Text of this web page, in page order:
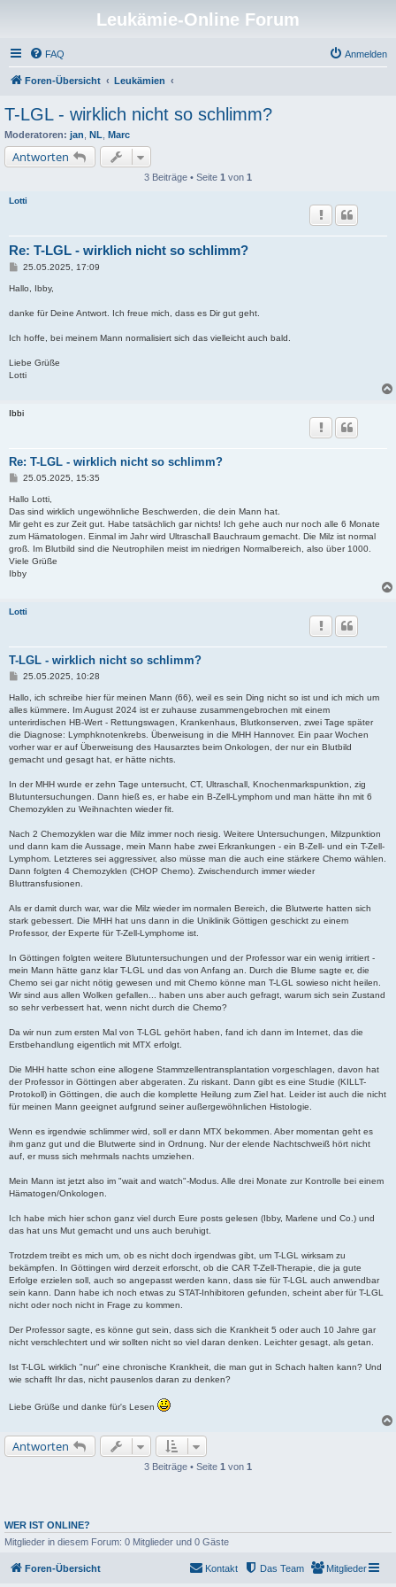
Leukämie-Online Forum
FAQ Anmelden
Foren-Übersicht Leukämien
T-LGL - wirklich nicht so schlimm?
Moderatoren: jan NL Marc
Antworten
3 Beiträge • Seite 1 von 1
Lotti
Re: T-LGL - wirklich nicht so schlimm?
B
i
a
25.05.2025, 17:09
Hallo, Ibby,
danke für Deine Antwort. Ich freue mich, dass es Dir gut geht.
Ich hoffe, bei meinem Mann normalisiert sich das vielleicht auch bald.
Liebe Grüße
Lotti
Ibbi
Re: T-LGL - wirklich nicht so schlimm?
B
i
t
a
g
25.05.2025, 15:35
Hallo Lotti,
Das sind wirklich ungewöhnliche Beschwerden, die dein Mann hat.
Mir geht es zur Zeit gut. Habe tatsächlich gar nichts! Ich gehe auch nur noch alle 6 Monate
zum Hämatologen. Einmal im Jahr wird Ultraschall Bauchraum gemacht. Die Milz ist normal
groß. Im Blutbild sind die Neutrophilen meist im niedrigen Normalbereich, also über 1000.
Viele Grüße
Ibby
Lotti
T-LGL - wirklich nicht so schlimm?
B
i
t
a
g
25.05.2025, 10:28
Hallo, ich schreibe hier für meinen Mann (66), weil es sein Ding nicht so ist und ich mich um
alles kümmere. Im August 2024 ist er zuhause zusammengebrochen mit einem
unterirdischen HB-Wert - Rettungswagen, Krankenhaus, Blutkonserven, zwei Tage später
die Diagnose: Lymphknotenkrebs. Überweisung in die MHH Hannover. Ein paar Wochen
vorher war er auf Überweisung des Hausarztes beim Onkologen, der nur ein Blutbild
gemacht und gesagt hat, er hätte nichts.
In der MHH wurde er zehn Tage untersucht, CT, Ultraschall, Knochenmarkspunktion, zig
Blutuntersuchungen. Dann hieß es, er habe ein B-Zell-Lymphom und man hätte ihn mit 6
Chemozyklen zu Weihnachten wieder fit.
Nach 2 Chemozyklen war die Milz immer noch riesig. Weitere Untersuchungen, Milzpunktion
und dann kam die Aussage, mein Mann habe zwei Erkrankungen - ein B-Zell- und ein T-Zell-
Lymphom. Letzteres sei aggressiver, also müsse man die auch eine stärkere Chemo wählen.
Dann folgten 4 Chemozyklen (CHOP Chemo). Zwischendurch immer wieder
Bluttransfusionen.
Als er damit durch war, war die Milz wieder im normalen Bereich, die Blutwerte hatten sich
stark gebessert. Die MHH hat uns dann in die Uniklinik Göttigen geschickt zu einem
Professor, der Experte für T-Zell-Lymphome ist.
In Göttingen folgten weitere Blutuntersuchungen und der Professor war ein wenig irritiert -
mein Mann hätte ganz klar T-LGL und das von Anfang an. Durch die Blume sagte er, die
Chemo sei gar nicht nötig gewesen und mit Chemo könne man T-LGL sowieso nicht heilen.
Wir sind aus allen Wolken gefallen... haben uns aber auch gefragt, warum sich sein Zustand
so sehr verbessert hat, wenn nicht durch die Chemo?
Da wir nun zum ersten Mal von T-LGL gehört haben, fand ich dann im Internet, das die
Erstbehandlung eigentlich mit MTX erfolgt.
Die MHH hatte schon eine allogene Stammzellentransplantation vorgeschlagen, davon hat
der Professor in Göttingen aber abgeraten. Zu riskant. Dann gibt es eine Studie (KILLT-
Protokoll) in Göttingen, die auch die komplette Heilung zum Ziel hat. Leider ist auch die nicht
für meinen Mann geeignet aufgrund seiner außergewöhnlichen Histologie.
Wenn es irgendwie schlimmer wird, soll er dann MTX bekommen. Aber momentan geht es
ihm ganz gut und die Blutwerte sind in Ordnung. Nur der elende Nachtschweiß hört nicht
auf, er muss sich mehrmals nachts umziehen.
Mein Mann ist jetzt also im "wait and watch"-Modus. Alle drei Monate zur Kontrolle bei einem
Hämatogen/Onkologen.
Ich habe mich hier schon ganz viel durch Eure posts gelesen (Ibby, Marlene und Co.) und
das hat uns Mut gemacht und uns auch beruhigt.
Trotzdem treibt es mich um, ob es nicht doch irgendwas gibt, um T-LGL wirksam zu
bekämpfen. In Göttingen wird derzeit erforscht, ob die CAR T-Zell-Therapie, die ja gute
Erfolge erzielen soll, auch so angepasst werden kann, dass sie für T-LGL auch anwendbar
sein kann. Dann habe ich noch etwas zu STAT-Inhibitoren gefunden, scheint aber für T-LGL
nicht oder noch nicht in Frage zu kommen.
Der Professor sagte, es könne gut sein, dass sich die Krankheit 5 oder auch 10 Jahre gar
nicht verschlechtert und wir sollten nicht so viel daran denken. Leichter gesagt, als getan.
Ist T-LGL wirklich "nur" eine chronische Krankheit, die man gut in Schach halten kann? Und
wie schafft Ihr das, nicht pausenlos daran zu denken?
Liebe Grüße und danke für's Lesen
Antworten
3 Beiträge • Seite 1 von 1
WER IST ONLINE?
Mitglieder in diesem Forum: 0 Mitglieder und 0 Gäste
Foren-Übersicht Mitglieder
Das Team
Kontakt